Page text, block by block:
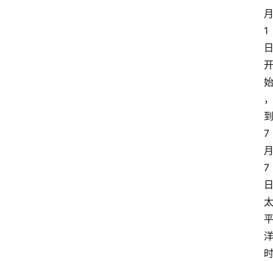
月
1
日
开
始
，
到
7
月
7
日
太
平
洋
时